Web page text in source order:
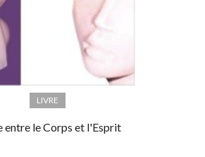
LIVRE
entre le Corps et l'Esprit